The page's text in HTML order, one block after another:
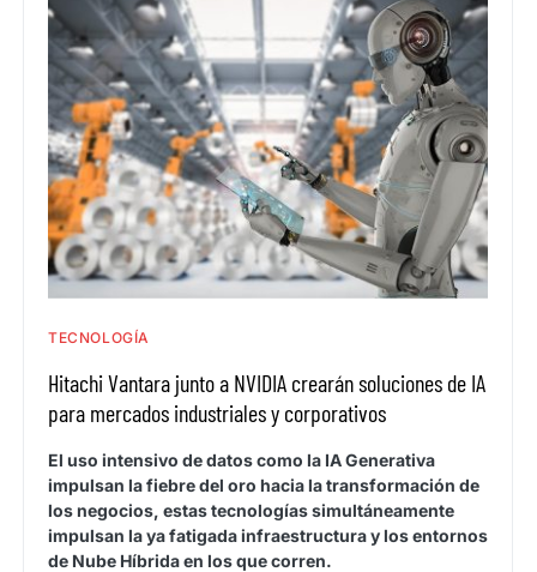
TECNOLOGÍA
Hitachi Vantara junto a NVIDIA crearán soluciones de IA
para mercados industriales y corporativos
El uso intensivo de datos como la IA Generativa
impulsan la fiebre del oro hacia la transformación de
los negocios, estas tecnologías simultáneamente
impulsan la ya fatigada infraestructura y los entornos
de Nube Híbrida en los que corren.